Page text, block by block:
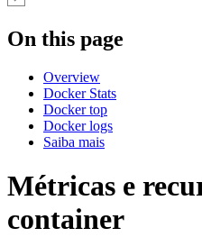
On this page
Overview
Docker Stats
Docker top
Docker logs
Saiba mais
Métricas e
container